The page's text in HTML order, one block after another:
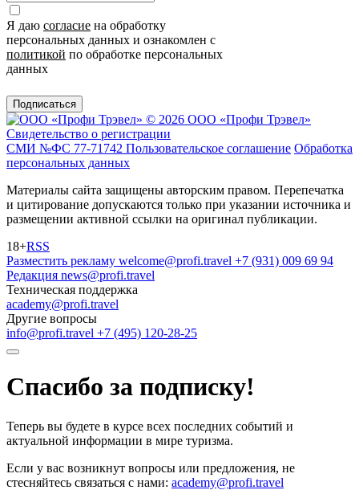
Я даю согласие на обработку
персональных данных и ознакомлен с
политикой по обработке персональных
данных
Подписаться
© 2026 ООО «Профи Трэвeл»
Свидетельство о регистрации
СМИ №ФС 77-71742 Пользовательское соглашение Обработка
персональных данных
Материалы сайта защищены авторским правом. Перепечатка
и цитирование допускаются только при указании источника и
размещении активной ссылки на оригинал публикации.
18+RSS
Разместить рекламу welcome@profi.travel +7 (931) 009 69 94
Редакция news@profi.travel
Техническая поддержка
academy@profi.travel
Другие вопросы
info@profi.travel +7 (495) 120-28-25
Спасибо за подписку!
Теперь вы будете в курсе всех последних событий и
актуальной информации в мире туризма.
Если у вас возникнут вопросы или предложения, не
стесняйтесь связаться с нами: academy@profi.travel